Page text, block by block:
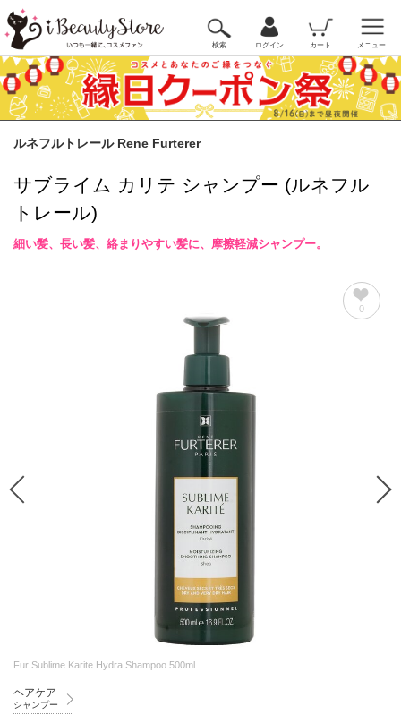
検索 ログイン カート メニュー
ルネフルトレール Rene Furterer
サブライム カリテ シャンプー (ルネフル
トレール)
細い髪、長い髪、絡まりやすい髪に、摩擦軽減シャンプー。
0
Fur Sublime Karite Hydra Shampoo 500ml
ヘアケア
シャンプー